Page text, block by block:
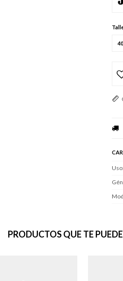
40
Uso
PRODUCTOS QUE TE